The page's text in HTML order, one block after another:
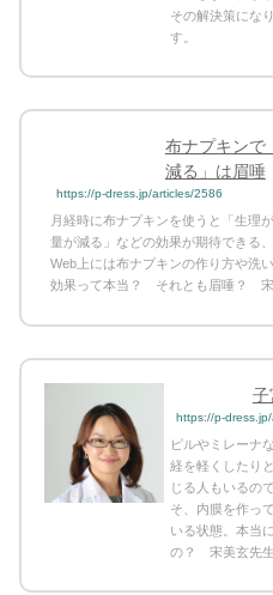
その解決策にな
す。
布ナプキンで
減る」は眉唾
https://p-dress.jp/articles/2586
月経時に布ナプキンを使うと「生理
量が減る」などの効果が期待できる
Web上には布ナプキンの作り方や洗
効果って本当？ それとも眉唾？ 宋
子
https://p-
ピルやミレーナ
経を軽くしたり
じる人もいるの
そ、内膜を作っ
いる状態。本当
の？ 宋美玄先生